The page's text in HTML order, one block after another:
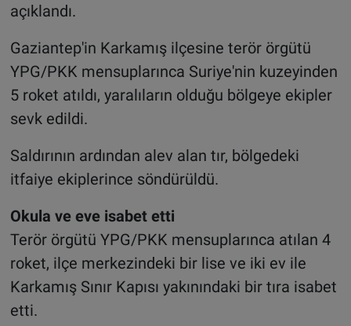
açıklandı.
Gaziantep'in Karkamış ilçesine terör örgütü
YPG/PKK mensuplarınca Suriye'nin kuzeyinden
5 roket atıldı, yaralıların olduğu bölgeye ekipler
sevk edildi.
Saldırının ardından alev alan tır, bölgedeki
itfaiye ekiplerince söndürüldü.
Okula ve eve isabet etti
Terör örgütü YPG/PKK mensuplarınca atılan 4
roket, ilçe merkezindeki bir lise ve iki ev ile
Karkamış Sınır Kapısı yakınındaki bir tıra isabet
etti.